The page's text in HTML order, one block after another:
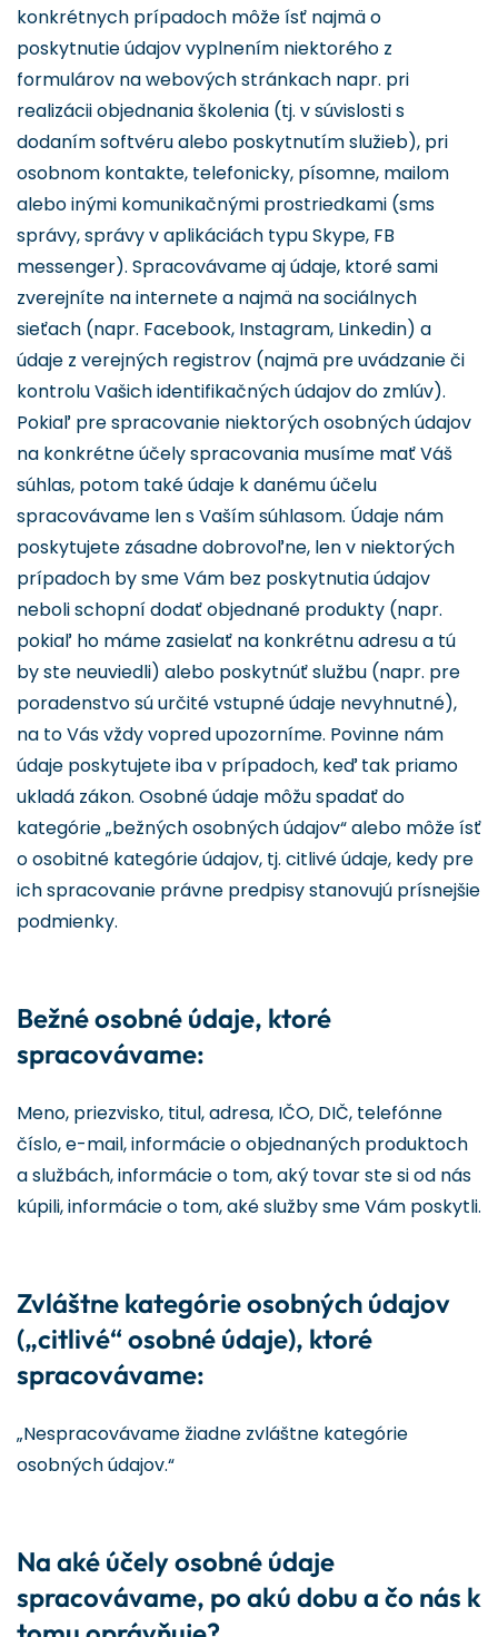
konkrétnych prípadoch môže ísť najmä o
poskytnutie údajov vyplnením niektorého z
formulárov na webových stránkach napr. pri
realizácii objednania školenia (tj. v súvislosti s
dodaním softvéru alebo poskytnutím služieb), pri
osobnom kontakte, telefonicky, písomne, mailom
alebo inými komunikačnými prostriedkami (sms
správy, správy v aplikáciách typu Skype, FB
messenger). Spracovávame aj údaje, ktoré sami
zverejníte na internete a najmä na sociálnych
sieťach (napr. Facebook, Instagram, Linkedin) a
údaje z verejných registrov (najmä pre uvádzanie či
kontrolu Vašich identifikačných údajov do zmlúv).
Pokiaľ pre spracovanie niektorých osobných údajov
na konkrétne účely spracovania musíme mať Váš
súhlas, potom také údaje k danému účelu
spracovávame len s Vaším súhlasom. Údaje nám
poskytujete zásadne dobrovoľne, len v niektorých
prípadoch by sme Vám bez poskytnutia údajov
neboli schopní dodať objednané produkty (napr.
pokiaľ ho máme zasielať na konkrétnu adresu a tú
by ste neuviedli) alebo poskytnúť službu (napr. pre
poradenstvo sú určité vstupné údaje nevyhnutné),
na to Vás vždy vopred upozorníme. Povinne nám
údaje poskytujete iba v prípadoch, keď tak priamo
ukladá zákon. Osobné údaje môžu spadať do
kategórie „bežných osobných údajov“ alebo môže ísť
o osobitné kategórie údajov, tj. citlivé údaje, kedy pre
ich spracovanie právne predpisy stanovujú prísnejšie
podmienky.
Bežné osobné údaje, ktoré
spracovávame:
Meno, priezvisko, titul, adresa, IČO, DIČ, telefónne
číslo, e-mail, informácie o objednaných produktoch
a službách, informácie o tom, aký tovar ste si od nás
kúpili, informácie o tom, aké služby sme Vám poskytli.
Zvláštne kategórie osobných údajov
(„citlivé“ osobné údaje), ktoré
spracovávame:
„Nespracovávame žiadne zvláštne kategórie
osobných údajov.“
Na aké účely osobné údaje
spracovávame, po akú dobu a čo nás k